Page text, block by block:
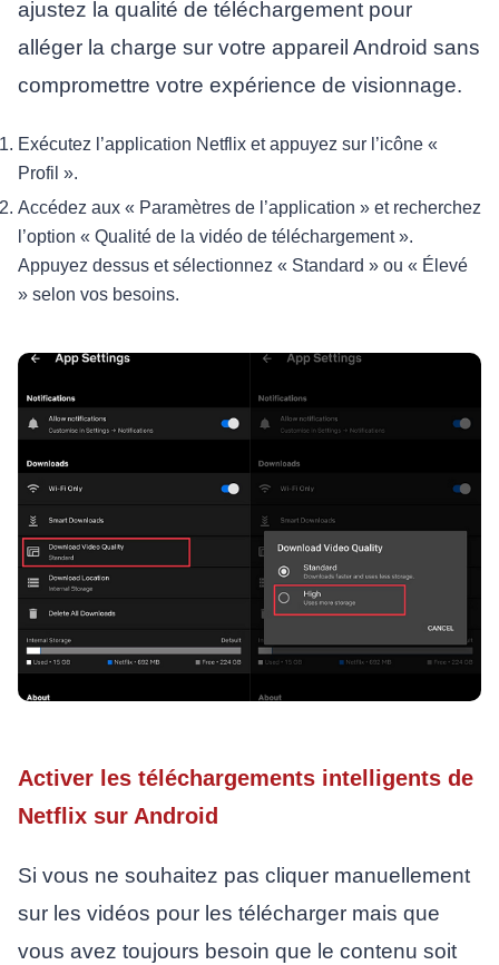
ajustez la qualité de téléchargement pour
alléger la charge sur votre appareil Android sans
compromettre votre expérience de visionnage.
Exécutez l’application Netflix et appuyez sur l’icône «
Profil ».
Accédez aux « Paramètres de l’application » et recherchez
l’option « Qualité de la vidéo de téléchargement ».
Appuyez dessus et sélectionnez « Standard » ou « Élevé
» selon vos besoins.
Activer les téléchargements intelligents de
Netflix sur Android
Si vous ne souhaitez pas cliquer manuellement
sur les vidéos pour les télécharger mais que
vous avez toujours besoin que le contenu soit